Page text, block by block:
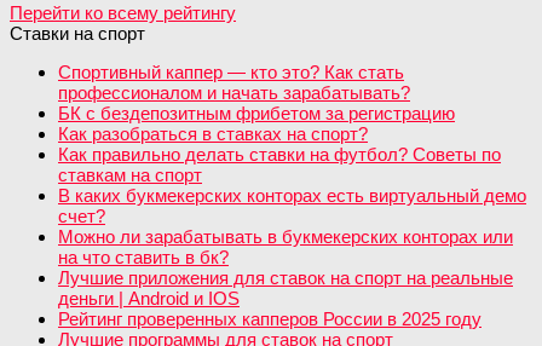
Перейти ко всему рейтингу
Ставки на спорт
Спортивный каппер — кто это? Как стать
профессионалом и начать зарабатывать?
БК с бездепозитным фрибетом за регистрацию
Как разобраться в ставках на спорт?
Как правильно делать ставки на футбол? Советы по
ставкам на спорт
В каких букмекерских конторах есть виртуальный демо
счет?
Можно ли зарабатывать в букмекерских конторах или
на что ставить в бк?
Лучшие приложения для ставок на спорт на реальные
деньги | Android и IOS
Рейтинг проверенных капперов России в 2025 году
Лучшие программы для ставок на спорт